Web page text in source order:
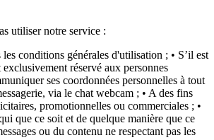
utiliser notre service :
les conditions générales d'utilisation ; • S’il est
réservé aux personnes
ses coordonnées personnelles à tout
via le chat webcam ; • A des fins
promotionnelles ou commerciales ; •
que ce soit et de quelque manière que ce
ou du contenu ne respectant pas les